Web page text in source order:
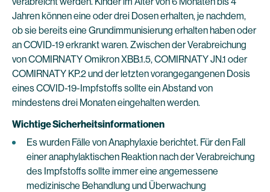
Jahren können eine oder drei Dosen erhalten, je nachdem,
ob sie bereits eine Grundimmunisierung erhalten haben oder
an COVID-19 erkrankt waren. Zwischen der Verabreichung
von COMIRNATY Omikron XBB.1.5, COMIRNATY JN.1 oder
COMIRNATY KP.2 und der letzten vorangegangenen Dosis
eines COVID-19-Impfstoffs sollte ein Abstand von
mindestens drei Monaten eingehalten werden.
Wichtige Sicherheitsinformationen
Es wurden Fälle von Anaphylaxie berichtet. Für den Fall
einer anaphylaktischen Reaktion nach der Verabreichung
des Impfstoffs sollte immer eine angemessene
medizinische Behandlung und Überwachung